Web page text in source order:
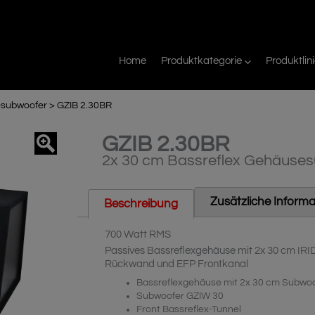
Home Produktkategorie
> GZIB 2.30BR
GZIB 2.30BR
2x 30 cm Bassreflex
Beschreibung Zusätzliche
700 Watt RMS
Passives Bassreflexgehäuse mit 2x 30 cm
Rückwand und EFP Frontkanal
Bassreflexgehäuse mit 2x 30 cm
Subwoofer GZIW 30
Front Bassreflex-Tunnel